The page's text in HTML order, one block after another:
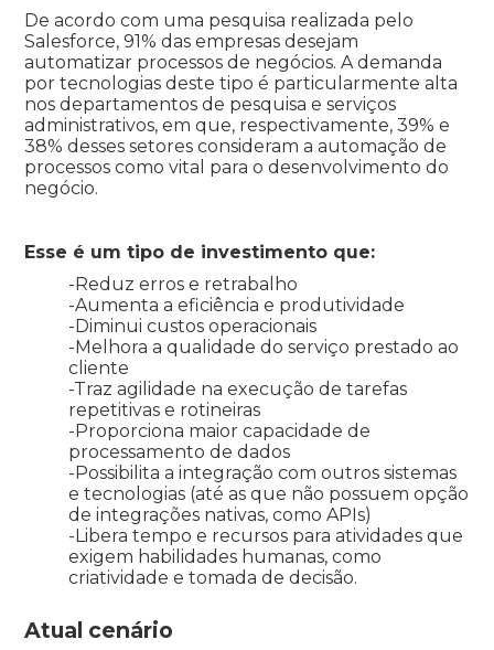
De acordo com uma pesquisa realizada pelo
Salesforce, 91% das empresas desejam
automatizar processos de negócios. A demanda
por tecnologias deste tipo é particularmente alta
nos departamentos de pesquisa e serviços
administrativos, em que, respectivamente, 39% e
38% desses setores consideram a automação de
processos como vital para o desenvolvimento do
negócio.
Esse é um tipo de investimento que:
-Reduz erros e retrabalho
-Aumenta a eficiência e produtividade
-Diminui custos operacionais
-Melhora a qualidade do serviço prestado ao
cliente
-Traz agilidade na execução de tarefas
repetitivas e rotineiras
-Proporciona maior capacidade de
processamento de dados
-Possibilita a integração com outros sistemas
e tecnologias (até as que não possuem opção
de integrações nativas, como APIs)
-Libera tempo e recursos para atividades que
exigem habilidades humanas, como
criatividade e tomada de decisão.
Atual cenário